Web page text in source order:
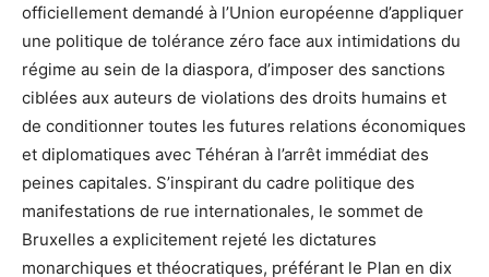
officiellement demandé à l’Union européenne d’appliquer
une politique de tolérance zéro face aux intimidations du
régime au sein de la diaspora, d’imposer des sanctions
ciblées aux auteurs de violations des droits humains et
de conditionner toutes les futures relations économiques
et diplomatiques avec Téhéran à l’arrêt immédiat des
peines capitales. S’inspirant du cadre politique des
manifestations de rue internationales, le sommet de
Bruxelles a explicitement rejeté les dictatures
monarchiques et théocratiques, préférant le Plan en dix